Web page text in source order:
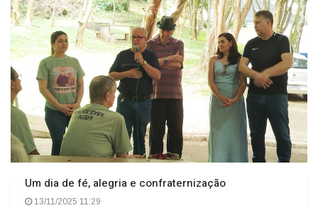
Um dia de fé, alegria e confraternização
13/11/2025 11:29